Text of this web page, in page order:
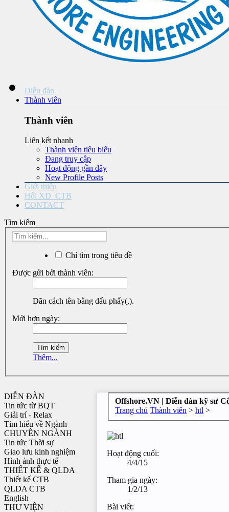
Diễn đàn
Thành viên
Thành viên
Liên kết nhanh
Thành viên tiêu biểu
Đang truy cập
Hoạt động gần đây
New Profile Posts
Giới thiệu
Hội XD_CTB
CONTACT
Tìm kiếm
Chỉ tìm trong tiêu đề
Được gửi bởi thành viên:
Dãn cách tên bằng dấu phẩy(,).
Mới hơn ngày:
Thêm...
DIỄN ĐÀN
Tin tức từ BQT
Giải trí - Relax
Tìm hiểu về Ngành
CHUYÊN NGÀNH
Tin tức Thời sự
Giao lưu kinh nghiệm
Hình ảnh thực tế
THIẾT KẾ & QLDA
Thiết kế CTB
QLDA CTB
English
THƯ VIỆN
Offshore.VN | Diễn đàn kỹ sư
Trang chủ Thành viên > htl >
Hoạt động cuối:
4/4/15
Tham gia ngày:
1/2/13
Bài viết: